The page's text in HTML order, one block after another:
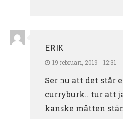
ERIK
19 februari, 2019 - 12:31
Ser nu att det står
curryburk.. tur att
kanske måtten